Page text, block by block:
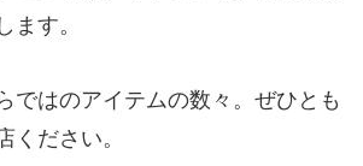
ます。
ではのアイテムの数々。ぜひとも
ください。